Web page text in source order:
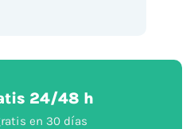
24/48 h
en 30 días